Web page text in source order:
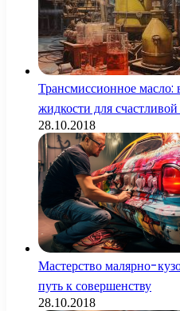
Трансмиссионное масло:
жидкости для
28.10.2018
Мастерство малярно-
путь к совершенству
28.10.2018